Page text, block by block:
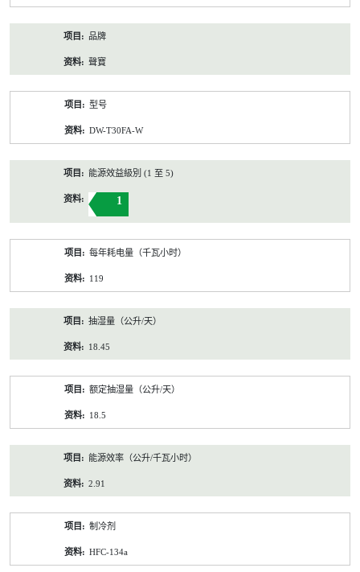
品牌
聲寶
型号
DW-T30FA-W
能源效益級別 (1 至 5)
1
每年耗电量（千瓦小时）
119
抽湿量（公升/天）
18.45
额定抽湿量（公升/天）
18.5
能源效率（公升/千瓦小时）
2.91
制冷剂
HFC-134a